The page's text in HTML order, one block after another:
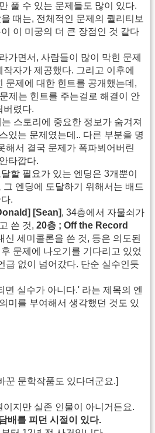
풀 수 있는 문제들도 많이 있다.
때는, 전체적인 문제의 퀄리티보
이 미궁의 더 큰 장점인 것 같다
가면서, 사람들이 많이 막힌 문제
자가 제공했다. 그리고 이후에
문제에 대한 힌트를 공개했는데,
제는 힌트를 주는걸로 해결이 안
버렸다.
스토리에 중요한 정보가 숨겨져
있는 문제였는데.. 다른 부분을 명
해서 결국 문제가 폭파뵈어버린
타깝다.
할 필요가 있는 엔딩은 3개뿐이
그 엔딩에 도달하기 위해서는 배드
.
[Sean], 34층에서 자물쇠가
쓴 것, 20층 ; Off the Record
신 세미콜론을 쓴 것, 등은 의도된
문제에 나오기를 기다리고 있었
급 없이 넘어갔다. 단순 실수인듯
면 실수가 아니다.' 라는 제목의 엔
미를 부여해서 생각했던 것도 있
꾼 문학작품도 있다더군요.]
이지만 실존 인물이 아니거든요.
배를 피던 시절이 있다.